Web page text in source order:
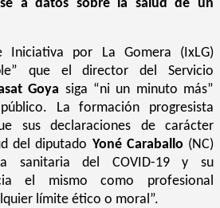
a datos sobre la salud de un
Iniciativa por La Gomera (IxLG)
que el director del Servicio
Goya siga “ni un minuto más”
La formación progresista
sus declaraciones de carácter
del diputado Yoné Caraballo(NC)
sanitaria del COVID-19 y su
el mismo como profesional
límite ético o moral”.